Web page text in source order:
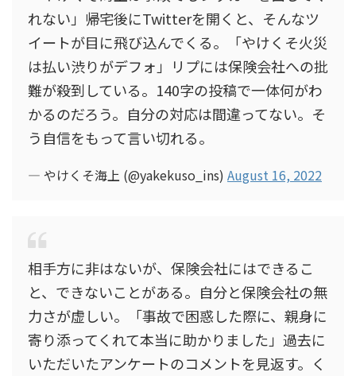
れない」帰宅後にTwitterを開くと、そんなツ
イートが目に飛び込んでくる。「やけくそ火災
は払い渋りがデフォ」リプには保険会社への批
難が殺到している。140字の投稿で一体何がわ
かるのだろう。自分の対応は間違ってない。そ
う自信をもって言い切れる。
— やけくそ海上 (@yakekuso_ins) August 16, 2022
相手方に非はないが、保険会社にはできるこ
と、できないことがある。自分と保険会社の無
力さが虚しい。「事故で困惑した際に、親身に
寄り添ってくれて本当に助かりました」過去に
いただいたアンケートのコメントを見返す。く